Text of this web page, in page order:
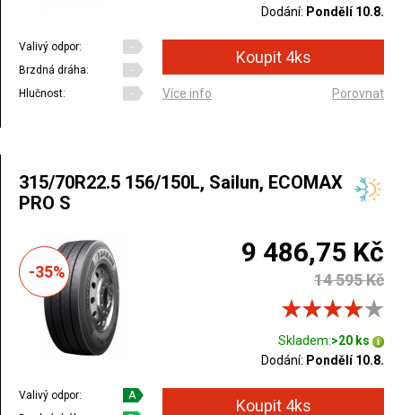
Dodání: Pondělí 10.8.
Valivý odpor:
-
Brzdná dráha:
-
Hlučnost:
- Více info Porovnat
315/70R22.5 156/150L, Sailun, ECOMAX
PRO S
-35%
9 486,75 Kč
14 595 Kč
Skladem:>20 ks
Dodání: Pondělí 10.8.
Valivý odpor:
A